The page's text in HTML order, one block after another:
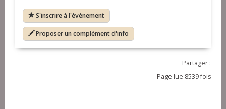
S'inscrire à l'événement
Proposer un complément d'info
Partager :
Page lue 8539 fois